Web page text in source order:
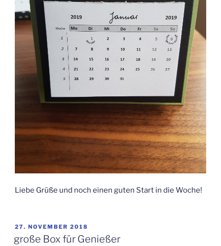
Liebe Grüße und noch einen guten Start in die Woche!
VERÖFFENTLICHT
27. NOVEMBER 2018
große Box für Genießer